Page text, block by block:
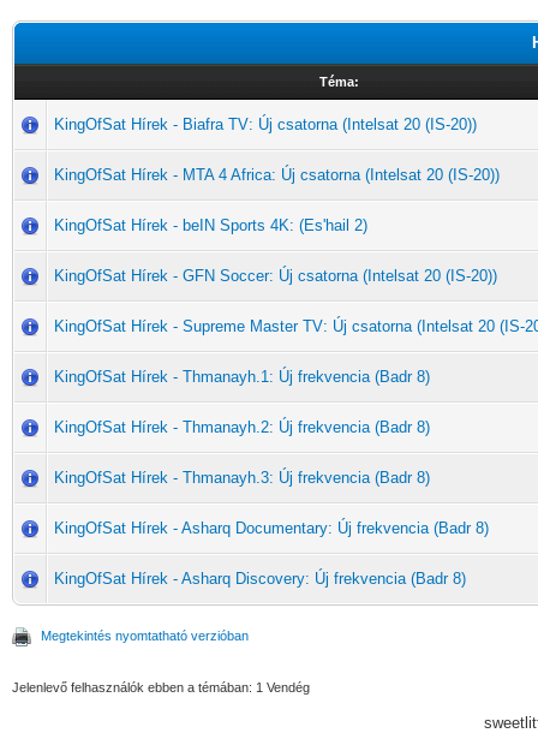
Téma:
KingOfSat Hírek - Biafra TV: Új csatorna (Intelsat 20 (IS-20))
KingOfSat Hírek - MTA 4 Africa: Új csatorna (Intelsat 20 (IS-20))
KingOfSat Hírek - beIN Sports 4K: (Es'hail 2)
KingOfSat Hírek - GFN Soccer: Új csatorna (Intelsat 20 (IS-20))
KingOfSat Hírek - Supreme Master TV: Új csatorna (Intelsat 20 (IS-
KingOfSat Hírek - Thmanayh.1: Új frekvencia (Badr 8)
KingOfSat Hírek - Thmanayh.2: Új frekvencia (Badr 8)
KingOfSat Hírek - Thmanayh.3: Új frekvencia (Badr 8)
KingOfSat Hírek - Asharq Documentary: Új frekvencia (Badr 8)
KingOfSat Hírek - Asharq Discovery: Új frekvencia (Badr 8)
Megtekintés nyomtatható verzióban
Jelenlevő felhasználók ebben a témában: 1 Vendég